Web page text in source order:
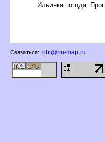
Ильинка погода.
Связаться: obl@nn-map.ru